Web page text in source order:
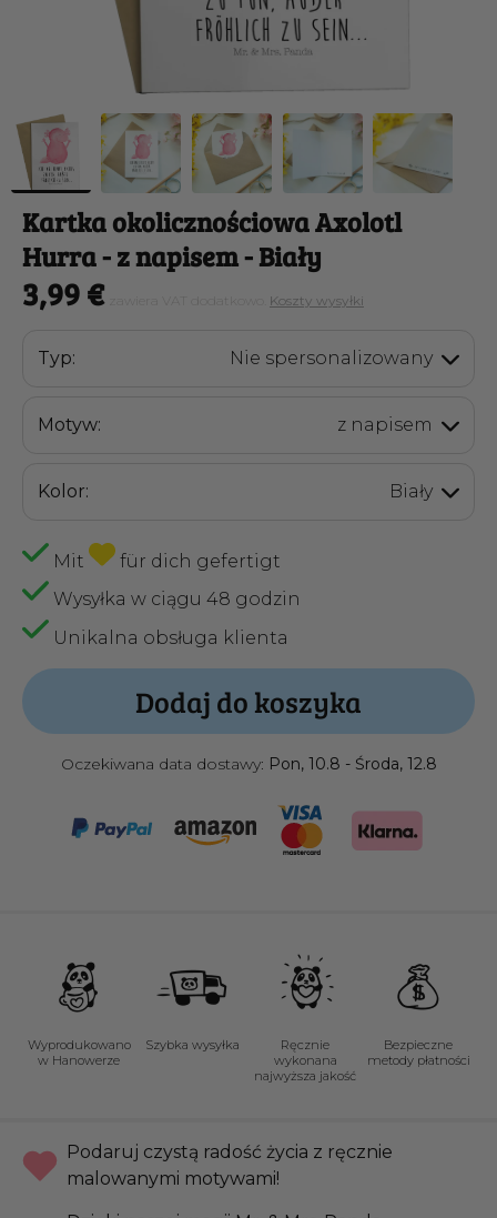
Kartka okolicznościowa Axolotl
Hurra- z napisem - Biały
3,99 € zawiera VAT dodatkowo. Koszty wysyłki
Typ: Nie spersonalizowany
Motyw: z napisem
Kolor: Biały
Mit
für dich gefertigt
Wysyłka w ciągu 48 godzin
Unikalna obsługa klienta
Dodaj do koszyka
Oczekiwana data dostawy: Pon, 10.8 - Środa, 12.8
Wyprodukowano
w Hanowerze
Szybka wysyłka
Ręcznie
wykonana
najwyższa jakość
Bezpieczne
metody płatności
Podaruj czystą radość życia z ręcznie
malowanymi motywami!